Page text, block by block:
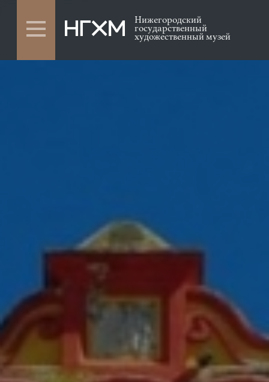
Нижегородский
государственный
художественный музей